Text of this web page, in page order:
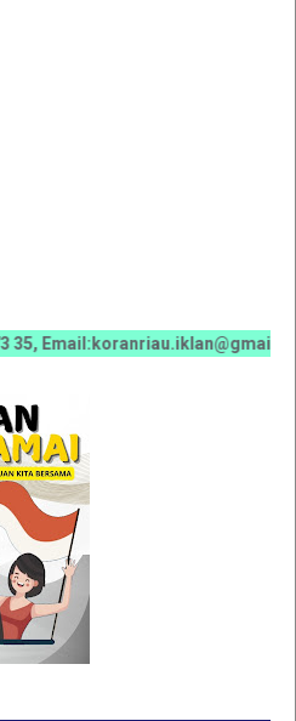
Email:koranriau.iklan@gmail.com